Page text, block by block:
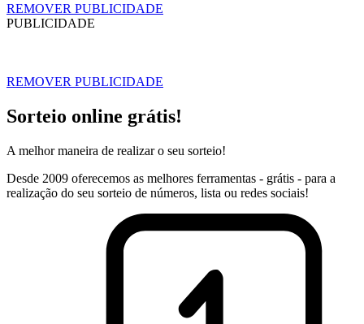
REMOVER PUBLICIDADE
PUBLICIDADE
REMOVER PUBLICIDADE
Sorteio online grátis!
A melhor maneira de realizar o seu sorteio!
Desde 2009 oferecemos as melhores ferramentas - grátis - para a
realização do seu sorteio de números, lista ou redes sociais!